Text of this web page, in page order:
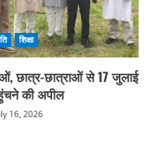
शिक्षा
छात्र-छात्राओं से 17 जुलाई
की अपील
16, 2026